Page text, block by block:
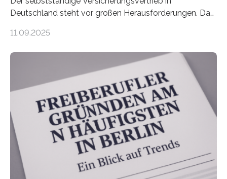
Deutschland steht vor großen Herausforderungen. Das
Dr. Matthias Beenken und Prof. Dr. Lukas Linnenbrink
Bundesverbands Deutscher Versicherungskaufleute e.V.
durchgeführt haben. Die Studie basiert auf den
Antworten von 1.440 selbstständigen
Versicherungsvertreter*innen und -makler*innen. Ein
Ergebnis: Deutlich mehr als die Hälfte der Befragten ist
über 50 Jahre alt und wird in den nächsten Jahren eine
Nachfolgeregelung benötigen. Aber nur ein Drittel hat
bereits Regelungen…
11.09.2025